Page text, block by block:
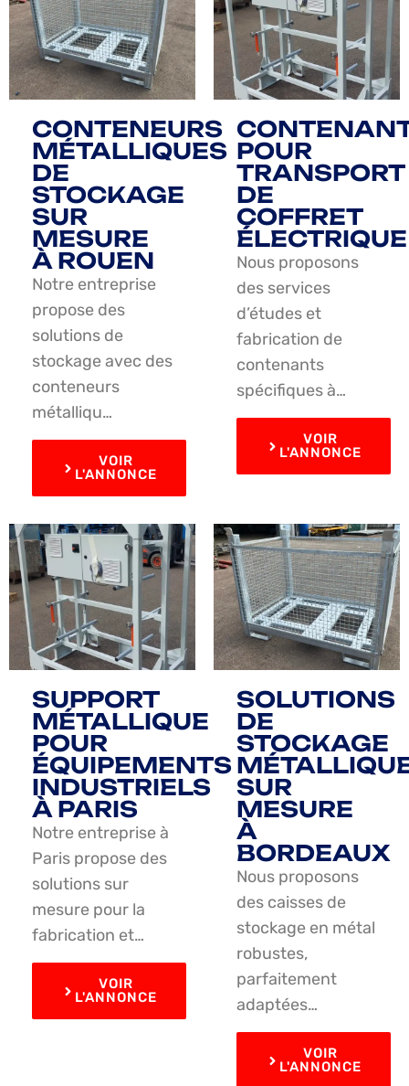
CONTENEURS
MÉTALLIQUES
DE
STOCKAGE
SUR
MESURE
À ROUEN
Notre entreprise
propose des
solutions de
stockage avec des
conteneurs
métalliqu…
VOIR
L'ANNONCE
POUR
TRANSPORT
DE
COFFRET
ÉLECTRIQUE
Nous proposons
des services
d’études et
fabrication de
contenants
spécifiques à…
VOIR
L'ANNONCE
SUPPORT
MÉTALLIQUE
POUR
ÉQUIPEMENTS
INDUSTRIELS
À PARIS
Notre entreprise à
Paris propose des
solutions sur
mesure pour la
fabrication et…
VOIR
L'ANNONCE
SOLUTIONS
DE
STOCKAGE
SUR
MESURE
À
BORDEAUX
Nous proposons
des caisses de
stockage en métal
robustes,
parfaitement
adaptées…
VOIR
L'ANNONCE